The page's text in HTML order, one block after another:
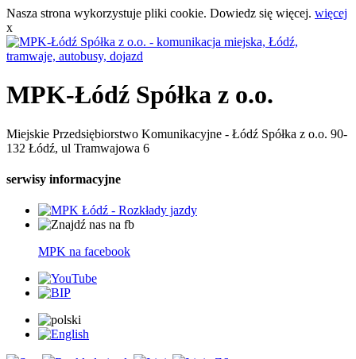
Nasza strona wykorzystuje pliki cookie. Dowiedz się więcej. więcej
x
MPK-Łódź Spółka z o.o.
Miejskie Przedsiębiorstwo Komunikacyjne - Łódź Spółka z o.o. 90-
132 Łódź, ul Tramwajowa 6
serwisy informacyjne
MPK na facebook